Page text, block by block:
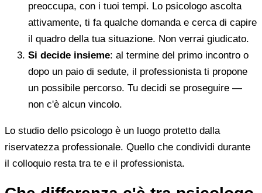
preoccupa, con i tuoi tempi. Lo psicologo ascolta
attivamente, ti fa qualche domanda e cerca di capire
il quadro della tua situazione. Non verrai giudicato.
Si decide insieme: al termine del primo incontro o
dopo un paio di sedute, il professionista ti propone
un possibile percorso. Tu decidi se proseguire —
non c'è alcun vincolo.
Lo studio dello psicologo è un luogo protetto dalla
riservatezza professionale. Quello che condividi durante
il colloquio resta tra te e il professionista.